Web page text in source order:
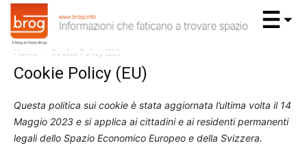
Home Cookie Policy (EU)
Cookie Policy (EU)
Questa politica sui cookie è stata aggiornata l’ultima volta il 14
Maggio 2023 e si applica ai cittadini e ai residenti permanenti
legali dello Spazio Economico Europeo e della Svizzera.